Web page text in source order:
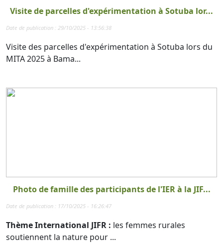
Visite de parcelles d'expérimentation à Sotuba lor...
Date de publication : 29/10/2025 - 13:56:38
Visite des parcelles d'expérimentation à Sotuba lors du
MITA 2025 à Bama...
Photo de famille des participants de l'IER à la JIF...
Date de publication : 17/10/2025 - 16:26:47
Thème International JIFR : les femmes rurales
soutiennent la nature pour ...